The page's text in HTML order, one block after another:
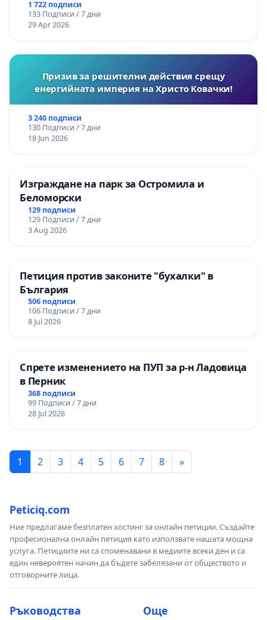
1 722 подписи
133 Подписи / 7 дни
29 Apr 2026
Призив за решителни действия срещу
енергийната империя на Христо Ковачки!
3 240 подписи
130 Подписи / 7 дни
18 Jun 2026
Изграждане на парк за Остромила и
Беломорски
129 подписи
129 Подписи / 7 дни
3 Aug 2026
Петиция против законите "бухалки" в
България
506 подписи
106 Подписи / 7 дни
8 Jul 2026
Спрете изменението на ПУП за р-н Ладовица
в Перник
368 подписи
99 Подписи / 7 дни
28 Jul 2026
1 2 3 4 5 6 7 8 »
Peticiq.com
Ние предлагаме безплатен хостинг за онлайн петиции. Създайте
професионална онлайн петиция като използвате нашата мощна
услуга. Петициите ни са споменавани в медиите всеки ден и са
един невероятен начин да бъдете забелязани от обществото и
отговорните лица.
Ръководства Още